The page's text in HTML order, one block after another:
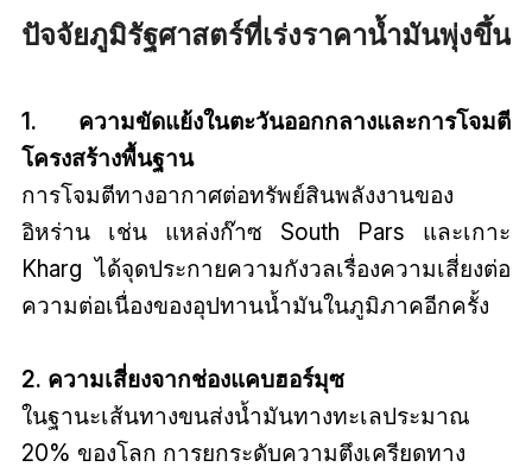
ปัจจัยภูมิรัฐศาสตร์ที่เร่งราคาน้ำมันพุ่งขึ้น
1. ความขัดแย้งในตะวันออกกลางและการโจมตี
โครงสร้างพื้นฐาน
การโจมตีทางอากาศต่อทรัพย์สินพลังงานของ
อิหร่าน เช่น แหล่งก๊าซ South Pars และเกาะ
Kharg ได้จุดประกายความกังวลเรื่องความเสี่ยงต่อ
ความต่อเนื่องของอุปทานน้ำมันในภูมิภาคอีกครั้ง
2. ความเสี่ยงจากช่องแคบฮอร์มุซ
ในฐานะเส้นทางขนส่งน้ำมันทางทะเลประมาณ
20% ของโลก การยกระดับความตึงเครียดทาง